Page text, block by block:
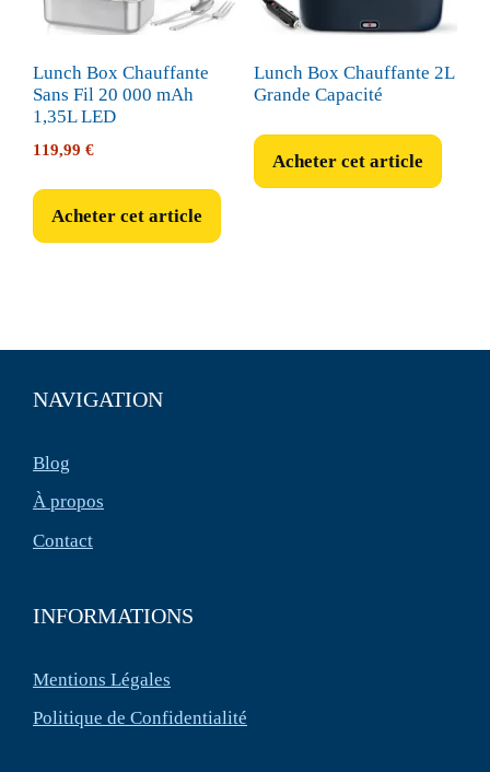
Lunch Box Chauffante
Sans Fil 20 000 mAh
1,35L LED
119,99 €
Acheter cet article
Lunch Box Chauffante 2L
Grande Capacité
Acheter cet article
NAVIGATION
Blog
À propos
Contact
INFORMATIONS
Mentions Légales
Politique de Confidentialité